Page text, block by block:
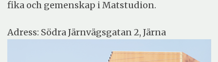
fika och gemenskap i Matstudion.
Adress: Södra Järnvägsgatan 2, Järna